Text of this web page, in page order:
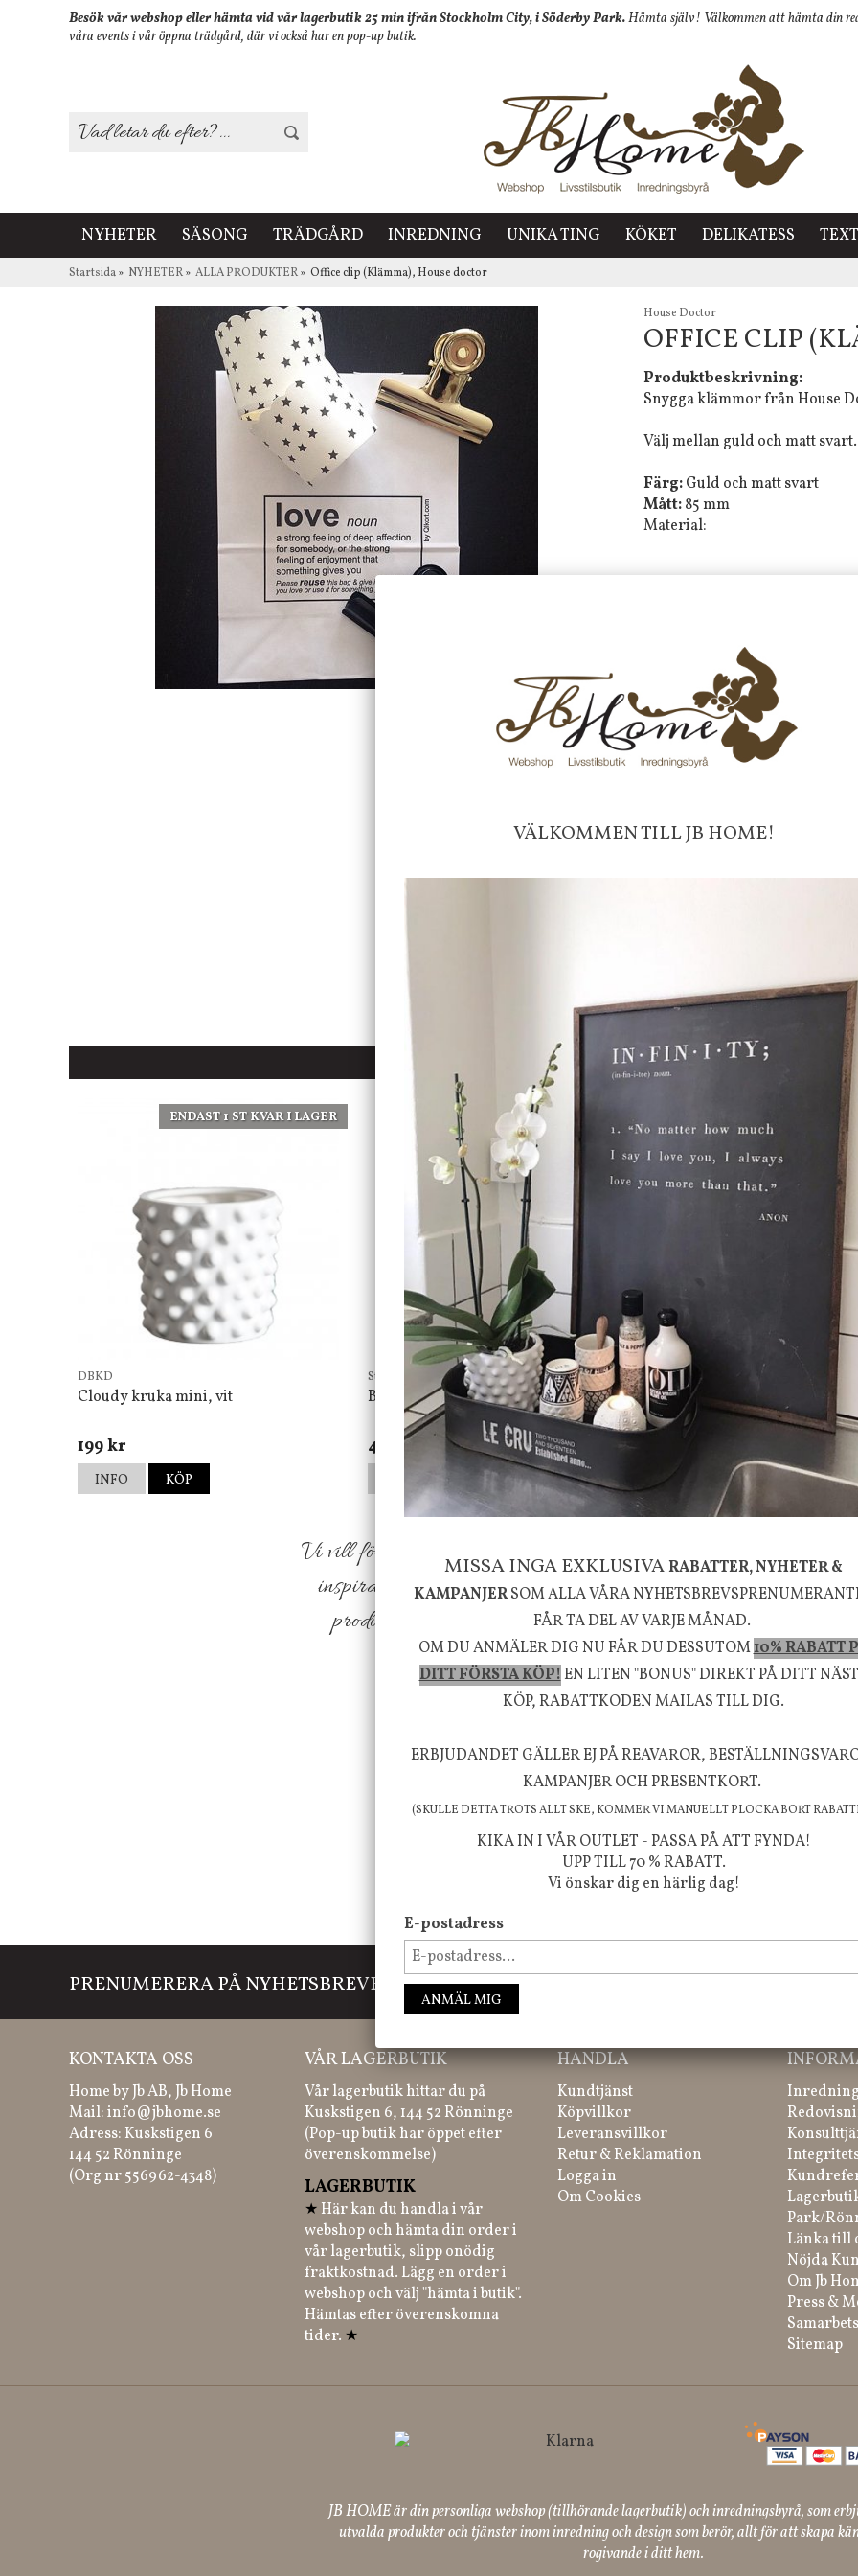
Besök vår webshop eller hämta vid vår lagerbutik 25 min ifrån Stockholm City, i Söderby Park.Hämta själv! Välkommen att hämta din
våra events i vår öppna trädgård, där vi också har en pop-up butik.
NYHETER SÄSONG TRÄDGÅRD INREDNING UNIKA TING KÖKET DELIKATESS
Startsida» NYHETER» ALLA PRODUKTER» Office clip (Klämma), House doctor
House Doctor
OFFICE CLIP
Produktbeskrivning:
Snygga klämmor från House
Välj mellan guld och matt svart.
Färg:Guld och matt svart
Mått:85 mm
Material:
Tyvärr ingår inte denna
Frakt 99 kr, handlar du över
fraktfritt. 100 kr - 400 kr i frakt för
produkter som skickas.
10 % rabatt på din första order
Faktura 0 kr. Hos oss betalar
med KLARNA CHECKOUT. Välj
mellan alla Klarnas
Nöjda kunder och strävar efter
-ligt Tack för att just Du
LÄGG I ÖNSKELISTA
DU KANSKE OCKSÅ ÄR INTRESSERAD AV
ENDAST 1 ST KVAR I LAGER
DBKD
Cloudy kruka mini, vit
199 kr
INFO KÖP
Star Trading
Bordslampa Mushroom vit, Utomhus
499 kr
KÖP
House Doctor
Skål, Hands marmor
-20%
KÖP
Vi vill förmedla känsla, upplevelse och välbefinnande för dig
inspiration från naturen och dess färgpalett erbjuder vi
produkter som ökar trivsel i ditt hem och ger det lilla extra
välmående!
FÖLJ OSS PÅ INSTAGRAM @JBHOME
PRENUMERERA PÅ NYHETSBREVET Missa inte våra nyheter, kampanjer och roliga happenings!
KONTAKTA OSS
Home by Jb AB, Jb Home
Mail:info@jbhome.se
Adress: Kuskstigen 6
144 52 Rönninge
(Org nr 556962-4348)
VÅR LAGERBUTIK
Vår lagerbutik hittar du på
Kuskstigen 6, 144 52 Rönninge
(Pop-up butik har öppet efter
överenskommelse)
LAGERBUTIK
★ Här kan du handla i vår
webshop och hämta din order i
vår lagerbutik, slipp onödig
fraktkostnad. Lägg en order i
webshop och välj "hämta i butik".
Hämtas efter överenskomna
tider. ★
HANDLA
Kundtjänst
Köpvillkor
Leveransvillkor
Retur & Reklamation
Logga in
Om Cookies
Park/
Länka till
Nöjda
Om Jb
Press &
Sitemap
JB HOME är din personliga webshop (tillhörande lagerbutik) och inredningsbyrå, som
utvalda produkter och tjänster inom inredning och design som berör, allt för att skapa
rogivande i ditt hem.
VÄLKOMMEN TILL JB HOME!
MISSA INGA EXKLUSIVARABATTER, NYHETER &
KAMPANJERSOM ALLA VÅRA
FÅR TA DEL AV VARJE MÅNAD.
OM DU ANMÄLER DIG NU FÅR DU DESSUTOM10% RABATT
DITT FÖRSTA KÖP!EN LITEN "BONUS" DIREKT PÅ DITT
KÖP, RABATTKODEN MAILAS TILL DIG.
ERBJUDANDET GÄLLER EJ PÅ REAVAROR,
KAMPANJER OCH PRESENTKORT.
(SKULLE DETTA TROTS ALLT SKE, KOMMER VI MANUELLT PLOCKA BORT
KIKA IN I VÅR OUTLET - PASSA PÅ ATT FYNDA!
UPP TILL 70 % RABATT.
Vi önskar dig en härlig dag!
E-postadress
ANMÄL MIG